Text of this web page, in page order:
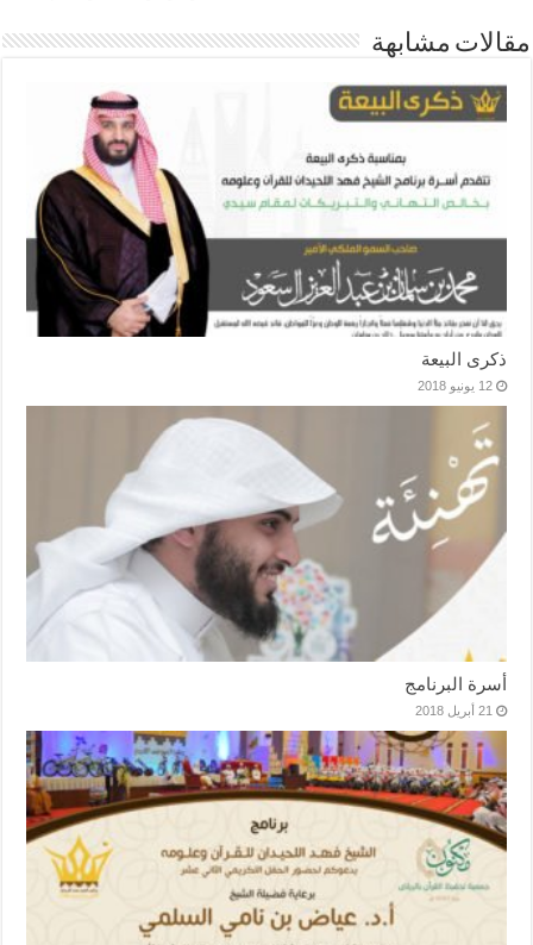
مقالات مشابهة
ذكرى البيعة
12 يونيو 2018
أسرة البرنامج
21 أبريل 2018